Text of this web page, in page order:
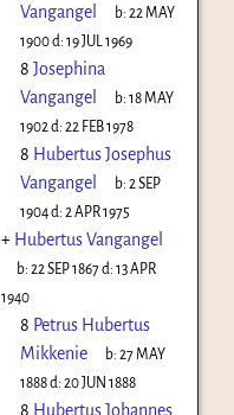
Vangangel
b:22 MAY
1900d: 19 JUL 1969
8 Josephina
Vangangel
b:18 MAY
1902 d: 22 FEB 1978
8 Hubertus Josephus
Vangangel
b:2 SEP
1904d: 2 APR 1975
+ Hubertus Vangangel
b:22 SEP 1867d:13 APR
1940
8 Petrus Hubertus
Mikkenie
b:27 MAY
1888d: 20 JUN 1888
8 Hubertus Johannes